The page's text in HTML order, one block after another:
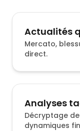
Actualités
Mercato,
direct.
Analyses
Décryptage
dynamiques